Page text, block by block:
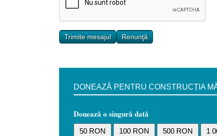
DONEAZĂ PENTRU CONSTRUCȚIA
Donează o singură dată
50 RON 100 RON 500 RON 1